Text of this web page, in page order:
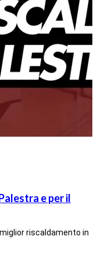
e per il
riscaldamento in